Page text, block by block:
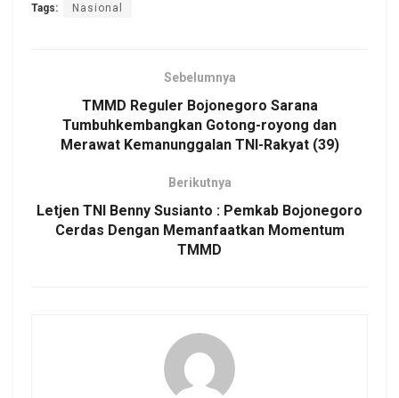
Tags: Nasional
Sebelumnya
TMMD Reguler Bojonegoro Sarana
Tumbuhkembangkan Gotong-royong dan
Merawat Kemanunggalan TNI-Rakyat (39)
Berikutnya
Letjen TNI Benny Susianto : Pemkab Bojonegoro
Cerdas Dengan Memanfaatkan Momentum
TMMD